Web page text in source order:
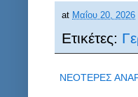
at Μαΐου 20, 2026
Ετικέτες:
ΝΕΟΤΕΡΕΣ